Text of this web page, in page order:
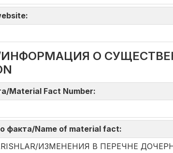
ИНФОРМАЦИЯ О
Material Fact Number:
факта/Name of material fact:
ИЗМЕНЕНИЯ В ПЕРЕЧНЕ